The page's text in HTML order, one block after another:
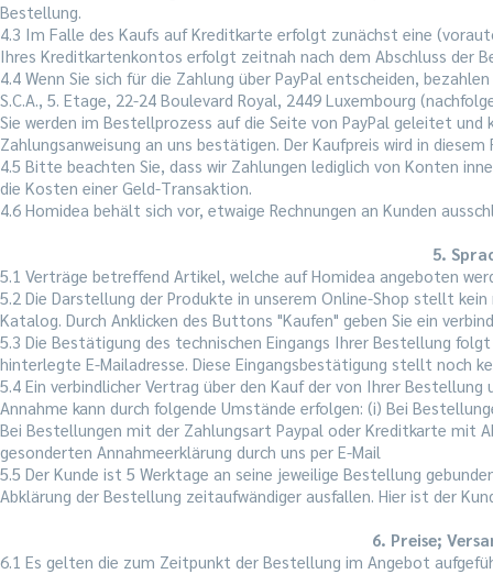
Bestellung.
4.3 Im Falle des Kaufs auf Kreditkarte erfolgt zunächst eine
Ihres Kreditkartenkontos erfolgt zeitnah nach dem Abschluss der
4.4 Wenn Sie sich für die Zahlung über PayPal entscheiden,
S.C.A., 5. Etage, 22-24 Boulevard Royal, 2449 Luxembourg
Sie werden im Bestellprozess auf die Seite von PayPal geleitet
Zahlungsanweisung an uns bestätigen. Der Kaufpreis wird in
4.5 Bitte beachten Sie, dass wir Zahlungen lediglich von Konten
die Kosten einer Geld-Transaktion.
4.6 Homidea behält sich vor, etwaige Rechnungen an Kunden
5.
5.1 Verträge betreffend Artikel, welche auf Homidea angeboten
5.2 Die Darstellung der Produkte in unserem Online-Shop stellt
Katalog. Durch Anklicken des Buttons "Kaufen" geben Sie ein
5.3 Die Bestätigung des technischen Eingangs Ihrer Bestellung
hinterlegte E-Mailadresse. Diese Eingangsbestätigung stellt noch
5.4 Ein verbindlicher Vertrag über den Kauf der von Ihrer
Annahme kann durch folgende Umstände erfolgen: (i) Bei
Bei Bestellungen mit der Zahlungsart Paypal oder Kreditkarte mit
gesonderten Annahmeerklärung durch uns per E-Mail
5.5 Der Kunde ist 5 Werktage an seine jeweilige Bestellung
Abklärung der Bestellung zeitaufwändiger ausfallen. Hier ist der
6. Preise;
6.1 Es gelten die zum Zeitpunkt der Bestellung im Angebot